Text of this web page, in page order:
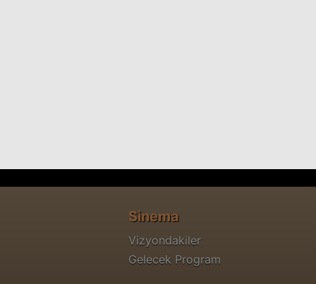
Sinema
Vizyondakiler
Gelecek Program